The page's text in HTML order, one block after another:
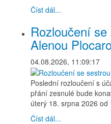
Číst dál...
Rozloučení
Alenou
04.08.2026, 11:09:17
Poslední rozloučení s
přání zesnulé bude
úterý 18. srpna 2026
Číst dál...